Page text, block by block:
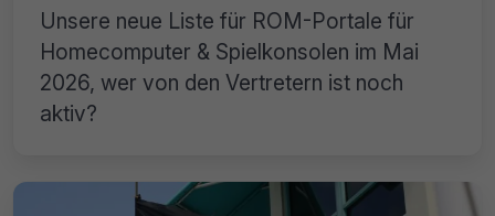
Unsere neue Liste für ROM-Portale für
Homecomputer & Spielkonsolen im Mai
2026, wer von den Vertretern ist noch
aktiv?